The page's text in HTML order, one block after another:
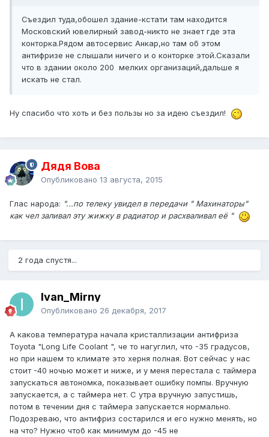
Съездил туда,обошел здание-кстати там находится
Московский ювелирный завод-никто не знает где эта
конторка.Рядом автосервис Анкар,но там об этом
антифризе не слышали ничего и о конторке этой.Сказали
что в здании около 200 мелких организаций,дальше я
искать не стал.
Ну спасибо что хоть и без пользы но за идею съездил!
Дядя Вова
Опубликовано 13 августа, 2015
Глас народа: "...по телеку увидел в передачи " Махинаторы"
как чел заливал эту жижку в радиатор и расхваливал её "
2 года спустя...
Ivan_Mirny
Опубликовано 26 декабря, 2017
А какова температура начала кристаллизации антифриза
Toyota "Long Life Coolant ", че то нагуглил, что -35 градусов,
но при нашем то климате это херня полная. Вот сейчас у нас
стоит -40 ночью может и ниже, и у меня перестала с таймера
запускаться автономка, показывает ошибку помпы. Вручную
запускается, а с таймера нет. С утра вручную запустишь,
потом в течении дня с таймера запускается нормально.
Подозреваю, что антифриз состарился и его нужно менять, но
на что? Нужно чтоб как минимум до -45 не